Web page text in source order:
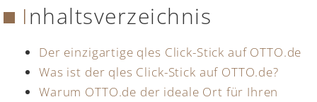
Inhaltsverzeichnis
Der einzigartige qles Click-Stick auf OTTO.de
Was ist der qles Click-Stick auf OTTO.de?
Warum OTTO.de der ideale Ort für Ihren